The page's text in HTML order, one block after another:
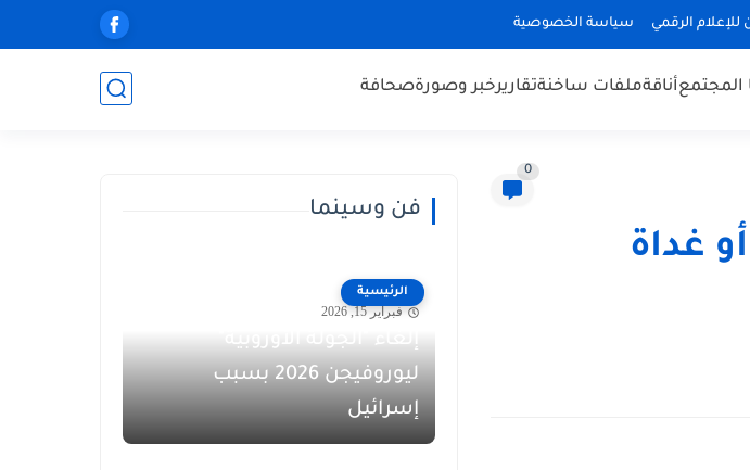
الرقمي سياسة الخصوصية
المجتمعأناقةملفات ساخنةتقاريرخبر وصورةصحافة
0
غداة
فن وسينما
الرئيسية
فبراير 15, 2026
إلغاء "الجولة الأوروبية"
ليوروفيجن 2026 بسبب
إسرائيل